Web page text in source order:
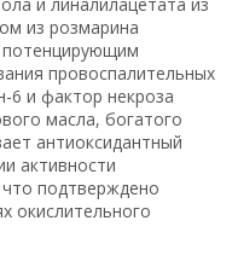
из розмарина
потенцирующим
провоспалительных
6 и фактор некроза
масла, богатого
антиоксидантный
активности
что подтверждено
окислительного